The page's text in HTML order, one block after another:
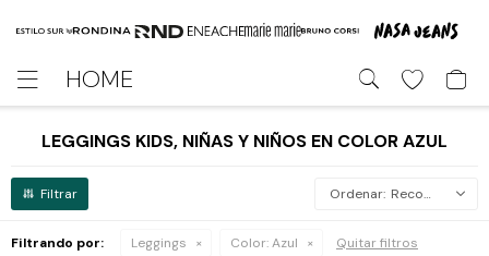
HOME

LEGGINGS KIDS, NIÑAS Y NIÑOS EN COLOR AZUL
Recomendados
Filtrando por: Leggings Color:Azul Quitar filtros